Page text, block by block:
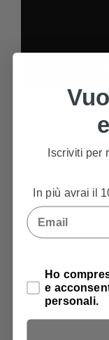
Iscriviti per
In più avrai il
Email
Privacy Policy
Ho
e
personali.